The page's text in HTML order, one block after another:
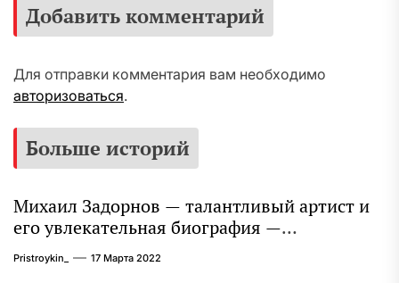
Добавить комментарий
Для отправки комментария вам необходимо
авторизоваться.
Больше историй
Михаил Задорнов — талантливый артист и
его увлекательная биография —
выдающиеся достижения, известность и
интересные факты из личной жизни!
Pristroykin_ 17 Марта 2022